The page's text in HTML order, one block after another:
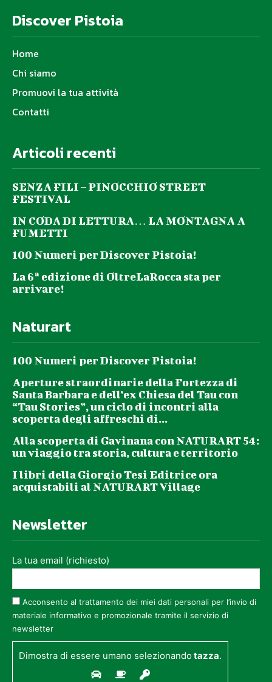
Discover Pistoia
Home
Chi siamo
Promuovi la tua attività
Contatti
Articoli recenti
SENZA FILI – PINOCCHIO STREET
FESTIVAL
IN CODA DI LETTURA… LA MONTAGNA A
FUMETTI
100 Numeri per Discover Pistoia!
La 6ª edizione di OltreLaRocca sta per
arrivare!
Naturart
100 Numeri per Discover Pistoia!
Aperture straordinarie della Fortezza di
Santa Barbara e dell’ex Chiesa del Tau con
“Tau Stories”, un ciclo di incontri alla
scoperta degli affreschi di...
Alla scoperta di Gavinana con NATURART 54:
un viaggio tra storia, cultura e territorio
I libri della Giorgio Tesi Editrice ora
acquistabili al NATURART Village
Newsletter
La tua email (richiesto)
Acconsento al trattamento dei miei dati personali per l’invio di
materiale informativo e promozionale tramite il servizio di
newsletter
Dimostra di essere umano selezionandotazza.